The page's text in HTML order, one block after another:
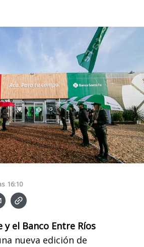
16:10
y el Banco Entre Ríos
nueva edición de